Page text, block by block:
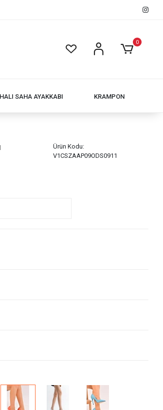
0
HALI SAHA AYAKKABI KRAMPON
Ürün Kodu:
V1CSZAAP09ODS0911